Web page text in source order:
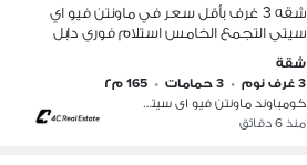
شقه 3 غرف بأقل سعر في ماونتن فيو اي
سيتي التجمع الخامس استلام فوري دابل
فيو
شقة
3 غرف نوم
• 3 حمامات • 165 م٢
كومباوند ماونتن فيو اى سيتي، التجمع…
منذ 6 دقائق